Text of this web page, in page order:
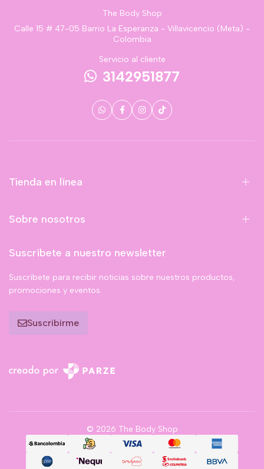
The Body Shop
Calle 15 # 47-05 Barrio La Esperanza - Villavicencio (Meta) -
Colombia
Servicio al cliente
3142951877
Tienda en línea
Sobre nosotros
Suscríbete a nuestro newsletter
Suscríbete para recibir noticias sobre nuestros productos,
promociones y eventos.
Suscribirme
© 2026 The Body Shop